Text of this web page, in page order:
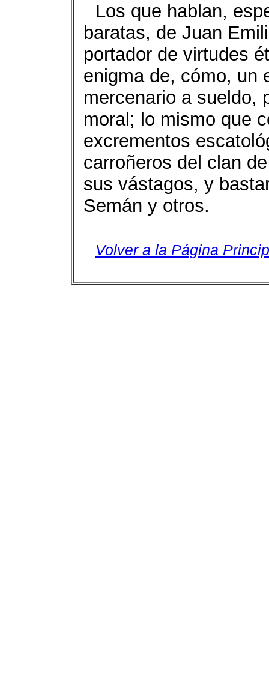
Los que hablan,
baratas, de Juan
portador de virtudes
enigma de, cómo, un
mercenario a sueldo,
moral; lo mismo que
excrementos
carroñeros del clan
sus vástagos, y
Semán y otros.
Volver a la Página